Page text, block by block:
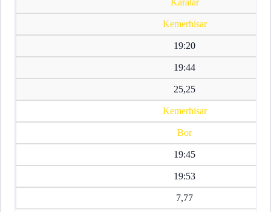
Kemerhisar
19:20
19:44
25,25
Kemerhisar
Bor
19:45
19:53
7,77